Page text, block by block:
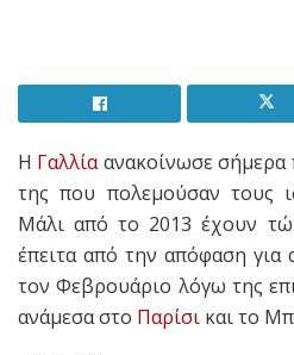
Η Γαλλίαανακοίνωσε σήμερα
της που πολεμούσαν τους
Μάλι από το 2013 έχουν
έπειτα από την απόφαση
τον Φεβρουάριο λόγω της
ανάμεσα στο Παρίσι και το